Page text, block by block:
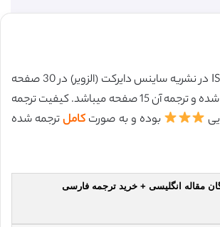
این مقاله انگلیسی ISI در نشریه ساینس دایرکت (الزویر) در 30 صفحه
در سال 2016 منتشر شده و ترجمه آن 15 صفحه میباشد. کیفیت ترجمه
بوده و به صورت کاملترجمه شده
مقاله انگلیسی + خرید ترجمه فارسی